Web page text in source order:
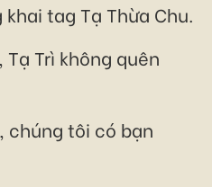
tag Tạ Thừa Chu.
Tạ Trì không quên
chúng tôi có bạn